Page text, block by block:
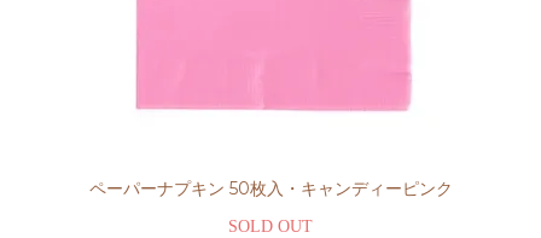
ペーパーナプキン 50枚入・キャンディーピンク
SOLD OUT